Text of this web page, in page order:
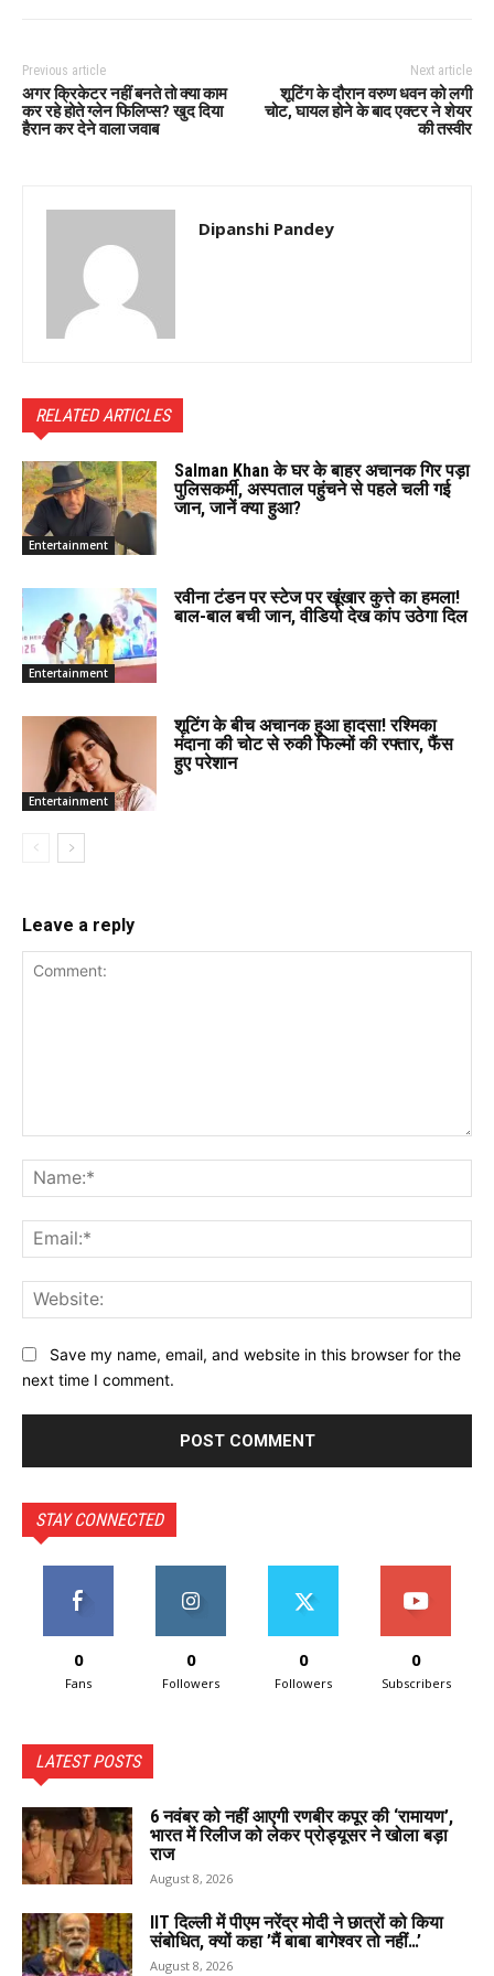
Previous article
अगर क्रिकेटर नहीं बनते तो क्या काम
कर रहे होते ग्लेन फिलिप्स? खुद दिया
हैरान कर देने वाला जवाब
Next article
शूटिंग के दौरान वरुण धवन को लगी
चोट, घायल होने के बाद एक्टर ने शेयर
की तस्वीर
Dipanshi Pandey
RELATED ARTICLES
Entertainment
Salman Khan के घर के बाहर अचानक गिर पड़ा
पुलिसकर्मी, अस्पताल पहुंचने से पहले चली गई
जान, जानें क्या हुआ?
Entertainment
रवीना टंडन पर स्टेज पर खूंखार कुत्ते का हमला!
बाल-बाल बची जान, वीडियो देख कांप उठेगा दिल
Entertainment
शूटिंग के बीच अचानक हुआ हादसा! रश्मिका
मंदाना की चोट से रुकी फिल्मों की रफ्तार, फैंस
हुए परेशान
Leave a reply
Save my name, email, and website in this browser for the
next time I comment.
STAY CONNECTED
0
Fans
0
Followers
0
Followers
0
Subscribers
LATEST POSTS
6 नवंबर को नहीं आएगी रणबीर कपूर की ‘रामायण’,
भारत में रिलीज को लेकर प्रोड्यूसर ने खोला बड़ा
राज
August 8, 2026
IIT दिल्ली में पीएम नरेंद्र मोदी ने छात्रों को किया
संबोधित, क्यों कहा ’मैं बाबा बागेश्वर तो नहीं…’
August 8, 2026